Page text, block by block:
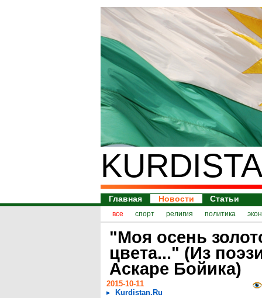
Главная Новости Статьи
все спорт религия политика
"Моя осень
цвета..." (Из
Аскаре Бойика)
2015-10-11
Kurdistan.Ru